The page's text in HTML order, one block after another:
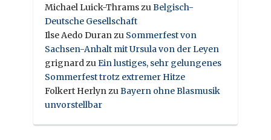
Michael Luick-ThramszuBelgisch-
Deutsche Gesellschaft
Ilse Aedo Duranzu Sommerfest von
Sachsen-Anhalt mit Ursula von der Leyen
grignardzuEin lustiges, sehr gelungenes
Sommerfest trotz extremer Hitze
Folkert HerlynzuBayern ohne Blasmusik
unvorstellbar